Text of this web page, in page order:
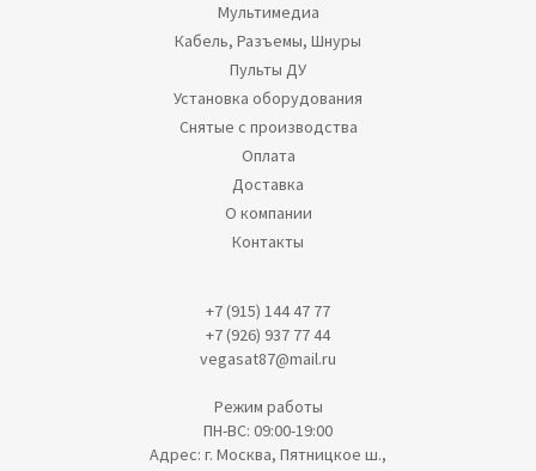
Мультимедиа
Кабель, Разъемы, Шнуры
Пульты ДУ
Установка оборудования
Снятые с производства
Оплата
Доставка
О компании
Контакты
+7 (915) 144 47 77
+7 (926) 937 77 44
vegasat87@mail.ru
Режим работы
ПН-ВС: 09:00-19:00
Адрес: г. Москва, Пятницкое ш.,